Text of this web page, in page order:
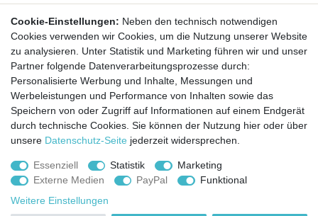
Datenschutzerklärung
AGB
Impressum
Aktuelles rund um Montessori-Materialien und
Montessori-Pädagogik.
Kostenfreie wöchentliche Infos
Hiermit bestätige ich, dass ich dieDaten­schutz­erklärunggelesen habe. Sie
Abonnieren
Cookie-Einstellungen: Neben den technisch notwendigen
Cookies verwenden wir Cookies, um die Nutzung unserer Website
zu analysieren. Unter Statistik und Marketing führen wir und unser
Partner folgende Datenverarbeitungsprozesse durch:
Personalisierte Werbung und Inhalte, Messungen und
Werbeleistungen und Performance von Inhalten sowie das
Speichern von oder Zugriff auf Informationen auf einem Endgerät
durch technische Cookies. Sie können der Nutzung hier oder über
unsere Datenschutz-Seite jederzeit widersprechen.
Essenziell Statistik
Marketing
Externe Medien
PayPal
Funktional
Weitere Einstellungen